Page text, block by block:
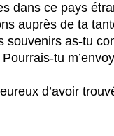
dans ce pays
auprès de ta
souvenirs as-tu
tu
d’avoir